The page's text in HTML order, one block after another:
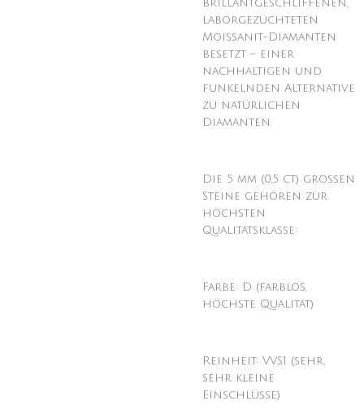
brillantgeschliffenen,
laborgezüchteten
Moissanit-Diamanten
besetzt – einer
nachhaltigen und
funkelnden Alternative
zu natürlichen
Diamanten.
Die 5 mm (0,5 ct) großen
Steine gehören zur
höchsten
Qualitätsklasse:
Farbe: D (farblos,
höchste Qualität)
Reinheit: VVS1 (sehr,
sehr kleine
Einschlüsse)